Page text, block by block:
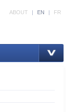
ABOUT | EN | FR